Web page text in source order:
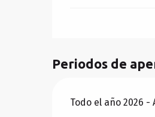
Periodos de
Todo el año 2026